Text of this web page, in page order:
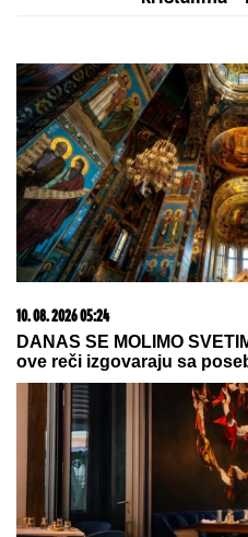
Dnevni
avgust:
evo ko
poslu
ZAGREBU!
najboljima,
Nadica Zeljković više
uđe sa Kijom Kockar u